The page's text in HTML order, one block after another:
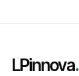
LPinnova.